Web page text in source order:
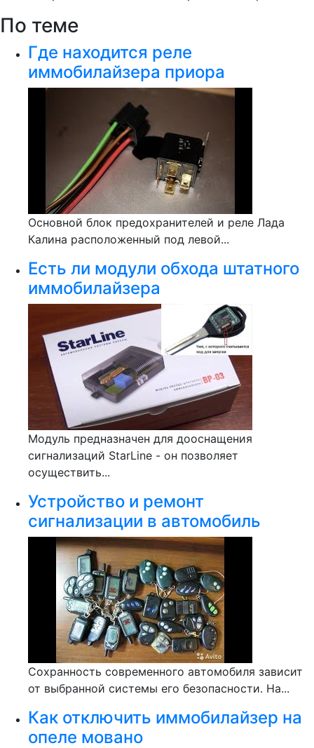
По теме
Где находится реле
иммобилайзера приора
Основной блок предохранителей и реле Лада
Калина расположенный под левой...
Есть ли модули обхода штатного
иммобилайзера
Модуль предназначен для дооснащения
сигнализаций StarLine - он позволяет
осуществить...
Устройство и ремонт
сигнализации в автомобиль
Сохранность современного автомобиля зависит
от выбранной системы его безопасности. На...
Как отключить иммобилайзер на
опеле мовано